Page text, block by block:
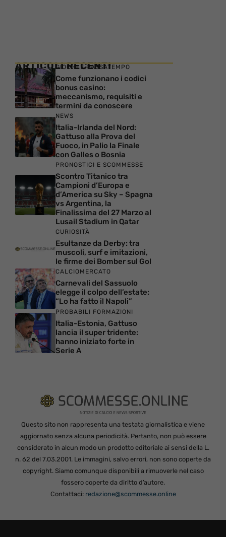
ARTICOLI RECENTI
GIOCHI E PASSATEMPO
Come funzionano i codici
bonus casino:
meccanismo, requisiti e
termini da conoscere
NEWS
Italia-Irlanda del Nord:
Gattuso alla Prova del
Fuoco, in Palio la Finale
con Galles o Bosnia
PRONOSTICI E SCOMMESSE
Scontro Titanico tra
Campioni d’Europa e
d’America su Sky – Spagna
vs Argentina, la
Finalissima del 27 Marzo al
Lusail Stadium in Qatar
CURIOSITÀ
Esultanze da Derby: tra
muscoli, surf e imitazioni,
le firme dei Bomber sul Gol
CALCIOMERCATO
Carnevali del Sassuolo
elegge il colpo dell’estate:
“Lo ha fatto il Napoli”
PROBABILI FORMAZIONI
Italia-Estonia, Gattuso
lancia il super tridente:
hanno iniziato forte in
Serie A
Questo sito non rappresenta una testata giornalistica e viene
aggiornato senza alcuna periodicità. Pertanto, non può essere
considerato in alcun modo un prodotto editoriale ai sensi della L.
n. 62 del 7.03.2001. Le immagini, salvo errori, non sono coperte da
copyright. Siamo comunque disponibili a rimuoverle nel caso
fossero coperte da diritto d’autore.
Contattaci: redazione@scommesse.online